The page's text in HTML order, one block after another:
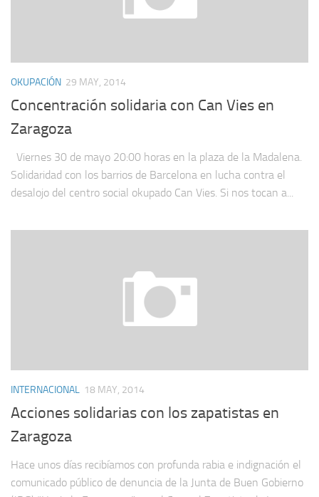
OKUPACIÓN 29 MAY, 2014
Concentración solidaria con Can Vies en
Zaragoza
Viernes 30 de mayo 20:00 horas en la plaza de la Madalena.
Solidaridad con los barrios de Barcelona en lucha contra el
desalojo del centro social okupado Can Vies. Si nos tocan a...
INTERNACIONAL 18 MAY, 2014
Acciones solidarias con los zapatistas en
Zaragoza
Hace unos días recibíamos con profunda rabia e indignación el
comunicado público de denuncia de la Junta de Buen Gobierno